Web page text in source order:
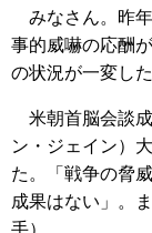
みなさん。昨
事的威嚇の応酬
の状況が一変し
米朝首脳会談
ン・ジェイン）
た。「戦争の脅
成果はない」。